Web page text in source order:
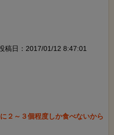
稿日：2017/01/12 8:47:01
２～３個程度しか食べないから